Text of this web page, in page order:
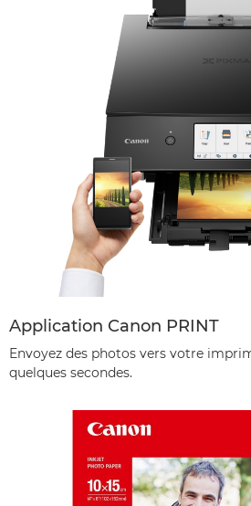
Application Canon PRINT
Envoyez des photos vers votre
quelques secondes.